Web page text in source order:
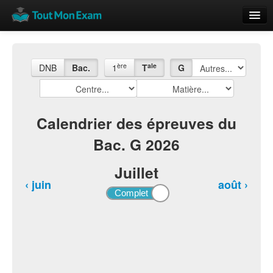
Vue globale
Rajouter
DNB Bac. 1 ère Tale G
Calendrier des épreuves du
Bac. G 2026
Juillet
‹ juin août ›